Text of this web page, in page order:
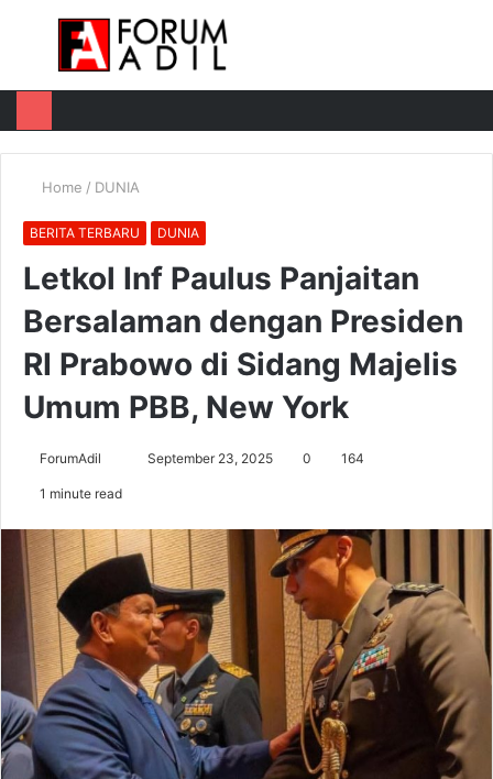
Menu
Home / DUNIA
BERITA TERBARU DUNIA
Letkol Inf Paulus Panjaitan
Bersalaman dengan Presiden
RI Prabowo di Sidang Majelis
Umum PBB, New York
ForumAdil September 23, 2025 0 164
1 minute read